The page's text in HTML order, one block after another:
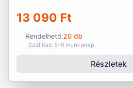
13 090 Ft
Rendelhető:20 db
Szállítás: 5-6 munkanap
Részletek